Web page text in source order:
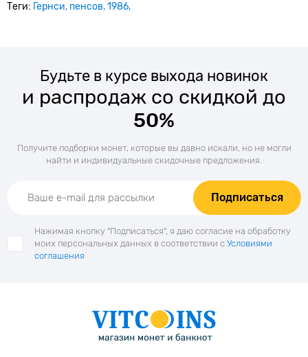
Теги: Гернси пенсов 1986
Будьте в курсе выхода новинок
и распродаж со скидкой до
50%
Получите подборки монет, которые вы давно искали, но не могли
найти и индивидуальные скидочные предложения.
Подписаться
Нажимая кнопку "Подписаться", я даю согласие на обработку
моих персональных данных в соответствии с Условиями
соглашения